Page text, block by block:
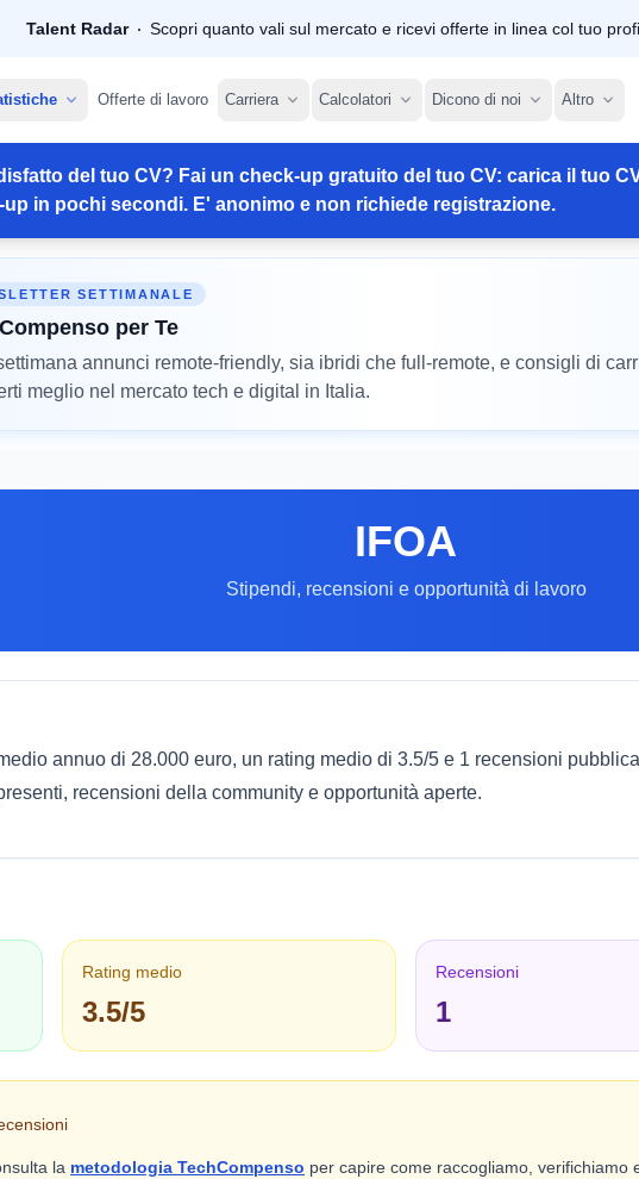
Talent Radar Scopri quanto vali sul mercato e ricevi offerte in linea col tuo
Offerte di lavoro Carriera Calcolatori Dicono di noi Altro
del tuo CV? Fai un check-up gratuito del tuo CV: carica il tuo
up in pochi secondi. E' anonimo e non richiede registrazione.
SETTIMANALE
per Te
annunci remote-friendly, sia ibridi che full-remote, e consigli di
meglio nel mercato tech e digital in Italia.
IFOA
Stipendi, recensioni e opportunità di lavoro
annuo di 28.000 euro, un rating medio di 3.5/5 e 1 recensioni
recensioni della community e opportunità aperte.
Rating medio
3.5/5
Recensioni
1
la metodologia TechCompenso per capire come raccogliamo, verifichiamo